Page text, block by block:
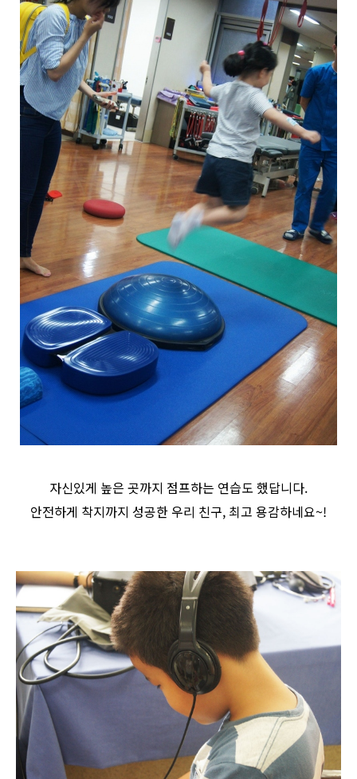
자신있게 높은 곳까지 점프하는 연습도 했답니다.
안전하게 착지까지 성공한 우리 친구, 최고 용감하네요~!